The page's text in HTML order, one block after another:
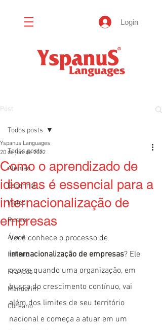
Login
Post
Todos posts
Alemão
Espanhol
Inglês
Russo
Árabe
Italiano
Francês
Mandarim
Coreano
Todos posts
Como o aprendizado de
idiomas é essencial para a
internacionalização de
empresas
Yspanus Languages
20 de jun. de 2022
Você conhece o processo de
internacionalização de empresas? Ele
ocorre quando uma organização, em
busca do crescimento contínuo, vai
além dos limites de seu território
nacional e começa a atuar em um